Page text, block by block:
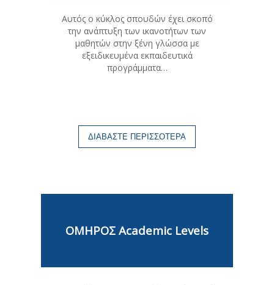
Αυτός ο κύκλος σπουδών έχει σκοπό
την ανάπτυξη των ικανοτήτων των
μαθητών στην ξένη γλώσσα με
εξειδικευμένα εκπαιδευτικά
προγράμματα…
ΔΙΑΒΑΣΤΕ ΠΕΡΙΣΣΟΤΕΡΑ
ΟΜΗΡΟΣ Academic Levels